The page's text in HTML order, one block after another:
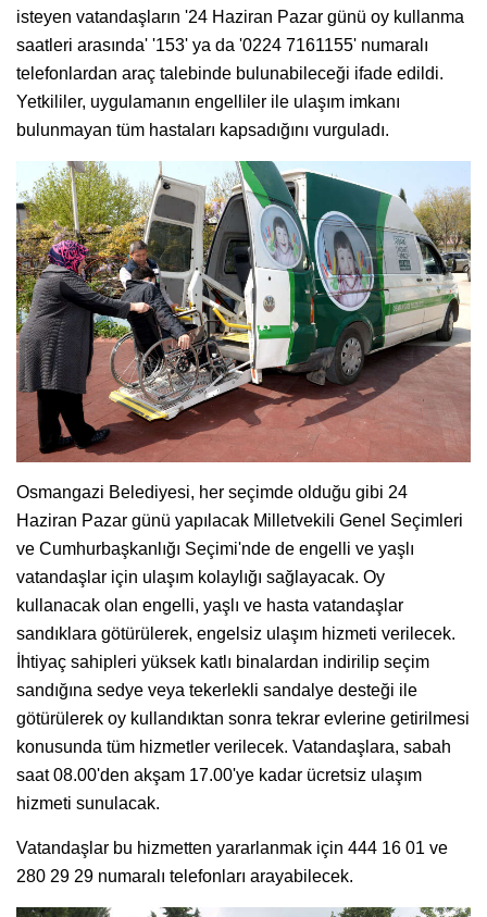
isteyen vatandaşların '24 Haziran Pazar günü oy kullanma
saatleri arasında' '153' ya da '0224 7161155' numaralı
telefonlardan araç talebinde bulunabileceği ifade edildi.
Yetkililer, uygulamanın engelliler ile ulaşım imkanı
bulunmayan tüm hastaları kapsadığını vurguladı.
Osmangazi Belediyesi, her seçimde olduğu gibi 24
Haziran Pazar günü yapılacak Milletvekili Genel Seçimleri
ve Cumhurbaşkanlığı Seçimi'nde de engelli ve yaşlı
vatandaşlar için ulaşım kolaylığı sağlayacak. Oy
kullanacak olan engelli, yaşlı ve hasta vatandaşlar
sandıklara götürülerek, engelsiz ulaşım hizmeti verilecek.
İhtiyaç sahipleri yüksek katlı binalardan indirilip seçim
sandığına sedye veya tekerlekli sandalye desteği ile
götürülerek oy kullandıktan sonra tekrar evlerine getirilmesi
konusunda tüm hizmetler verilecek. Vatandaşlara, sabah
saat 08.00'den akşam 17.00'ye kadar ücretsiz ulaşım
hizmeti sunulacak.
Vatandaşlar bu hizmetten yararlanmak için 444 16 01 ve
280 29 29 numaralı telefonları arayabilecek.